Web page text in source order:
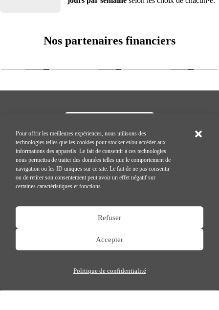
Pour offrir les meilleures expériences, nous utilisons des
technologies telles que les cookies pour stocker et/ou accéder aux
informations des appareils. Le fait de consentir à ces technologies
nous permettra de traiter des données telles que le comportement de
navigation ou les ID uniques sur ce site. Le fait de ne pas consentir
ou de retirer son consentement peut avoir un effet négatif sur
certaines caractéristiques et fonctions.
Accepter
Refuser
Politique de confidentialité
Nos partenaires financiers
35 rue de l'Aqueduc
75010 PARIS
Contact
Recrutement